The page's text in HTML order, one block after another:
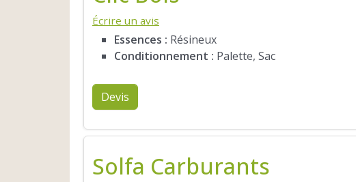
Écrire un avis
Essences : Résineux
Conditionnement : Palette, Sac
Devis
Solfa Carburants